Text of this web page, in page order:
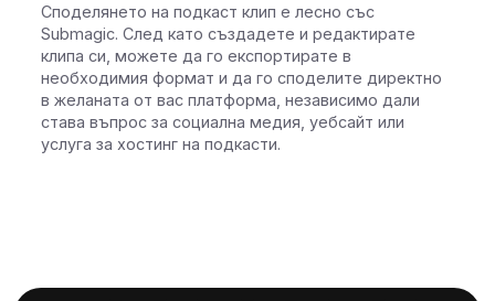
Споделянето на подкаст клип е лесно със
Submagic. След като създадете и редактирате
клипа си, можете да го експортирате в
необходимия формат и да го споделите директно
в желаната от вас платформа, независимо дали
става въпрос за социална медия, уебсайт или
услуга за хостинг на подкасти.